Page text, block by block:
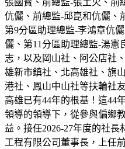
伉儷、前總監-邱崑和伉儷、
第9分區助理總監-李鴻章伉
儷、第11分區助理總監-湯憲
志，以及岡山社、阿公店社
雄新市鎮社、北高雄社、旗
港社、鳳山中山社等扶輪社
高雄已有44年的根基！這44
領導的領導下，從參與偏鄉
益。接任2026-27年度的社
工程有限公司董事長，上任